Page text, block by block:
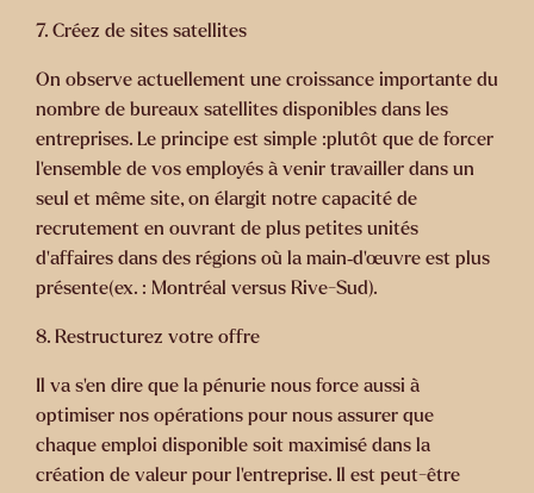
7. Créez de sites satellites
On observe actuellement une croissance importante du
nombre de bureaux satellites disponibles dans les
entreprises. Le principe est simple :plutôt que de forcer
l’ensemble de vos employés à venir travailler dans un
seul et même site, on élargit notre capacité de
recrutement en ouvrant de plus petites unités
d’affaires dans des régions où la main‑d’œuvre est plus
présente(ex. : Montréal versus Rive-Sud).
8. Restructurez votre offre
Il va s’en dire que la pénurie nous force aussi à
optimiser nos opérations pour nous assurer que
chaque emploi disponible soit maximisé dans la
création de valeur pour l’entreprise. Il est peut-être